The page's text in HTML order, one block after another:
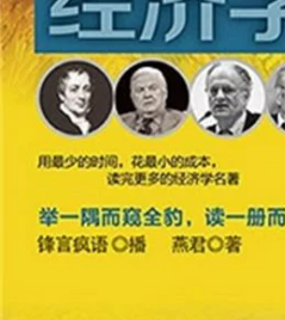
女裝 男裝
日本購物 電子/紙本書